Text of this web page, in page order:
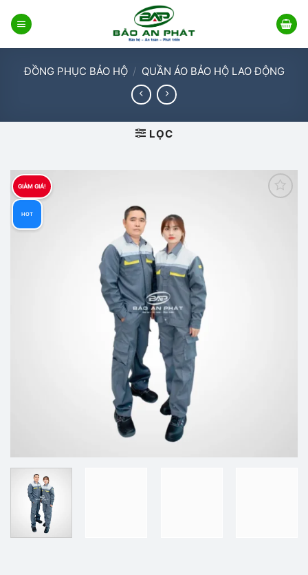
qua
ĐỒNG PHỤC BẢO HỘ / QUẦN ÁO BẢO HỘ LAO ĐỘNG
LỌC
GIẢM GIÁ!
HOT